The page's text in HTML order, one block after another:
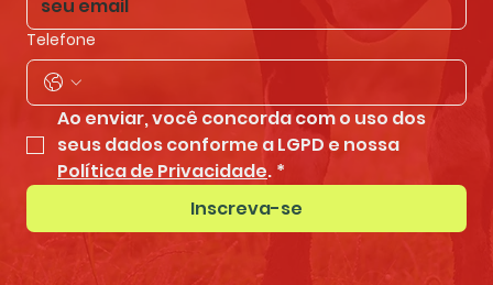
Telefone
Ao enviar, você concorda com o uso dos
Política de Privacidade. *
Inscreva-se